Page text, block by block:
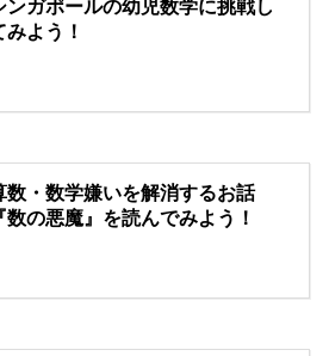
ンガポールの幼児数学に挑戦し
みよう！
数・数学嫌いを解消するお話
数の悪魔』を読んでみよう！